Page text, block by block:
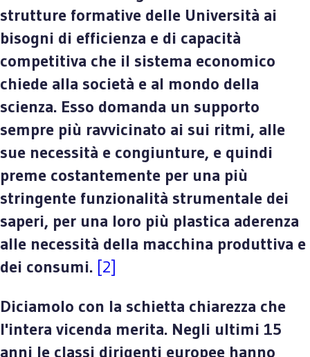
strutture formative delle Università ai
bisogni di efficienza e di capacità
competitiva che il sistema economico
chiede alla società e al mondo della
scienza. Esso domanda un supporto
sempre più ravvicinato ai sui ritmi, alle
sue necessità e congiunture, e quindi
preme costantemente per una più
stringente funzionalità strumentale dei
saperi, per una loro più plastica aderenza
alle necessità della macchina produttiva e
dei consumi. [2]
Diciamolo con la schietta chiarezza che
l'intera vicenda merita. Negli ultimi 15
anni le classi dirigenti europee hanno